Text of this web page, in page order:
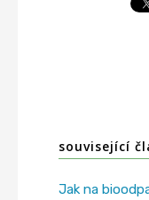
související
Jak na